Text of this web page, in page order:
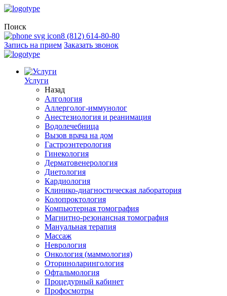
Поиск
8 (812) 614-80-80
Запись на прием Заказать звонок
Услуги
Назад
Алгология
Аллерголог-иммунолог
Анестезиология и реанимация
Водолечебница
Вызов врача на дом
Гастроэнтерология
Гинекология
Дерматовенерология
Диетология
Кардиология
Клинико-диагностическая лаборатория
Колопроктология
Компьютерная томография
Магнитно-резонансная томография
Мануальная терапия
Массаж
Неврология
Онкология (маммология)
Оториноларингология
Офтальмология
Процедурный кабинет
Профосмотры